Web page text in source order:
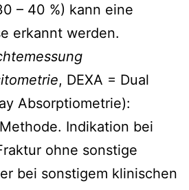
– 40 %) kann eine
erkannt werden.
, DEXA = Dual
Absorptiometrie):
Indikation bei
ohne sonstige
bei sonstigem klinischen